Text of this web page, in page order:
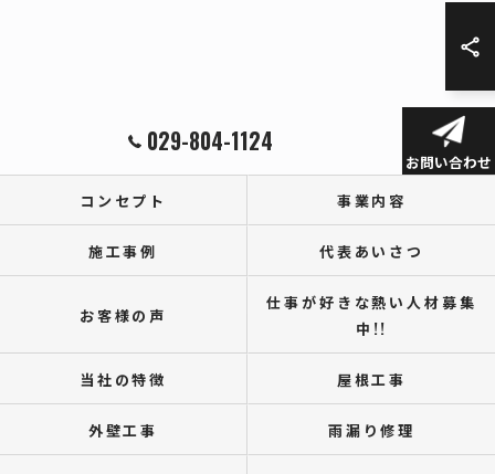
029-804-1124
お問い合わせ
コンセプト 事業内容
施工事例 代表あいさつ
お客様の声
仕事が好きな熱い人材募集
中!!
当社の特徴 屋根工事
外壁工事 雨漏り修理